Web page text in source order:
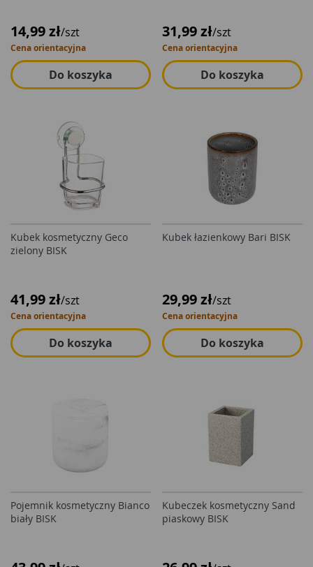
14,99 zł/szt
Cena orientacyjna
Do koszyka
31,99 zł/szt
Cena orientacyjna
Do koszyka
Kubek kosmetyczny Geco
zielony BISK
41,99 zł/szt
Cena orientacyjna
Do koszyka
Kubek łazienkowy Bari BISK
29,99 zł/szt
Cena orientacyjna
Do koszyka
Pojemnik kosmetyczny Bianco
biały BISK
Kubeczek kosmetyczny Sand
piaskowy BISK